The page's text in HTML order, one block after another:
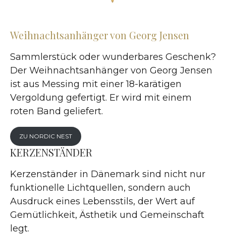
Weihnachtsanhänger von Georg Jensen
Sammlerstück oder wunderbares Geschenk?
Der Weihnachtsanhänger von Georg Jensen
ist aus Messing mit einer 18-karätigen
Vergoldung gefertigt. Er wird mit einem
roten Band geliefert.
ZU NORDIC NEST
KERZENSTÄNDER
Kerzenständer in Dänemark sind nicht nur
funktionelle Lichtquellen, sondern auch
Ausdruck eines Lebensstils, der Wert auf
Gemütlichkeit, Ästhetik und Gemeinschaft
legt.